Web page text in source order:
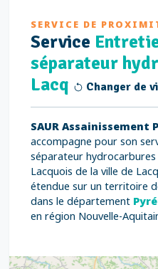
SERVICE DE
Service
séparateur
Lacq
Changer de
SAUR Assainissement
accompagne pour son
séparateur
Lacquois de la ville de
étendue sur un territoire
dans le département
en région Nouvelle-